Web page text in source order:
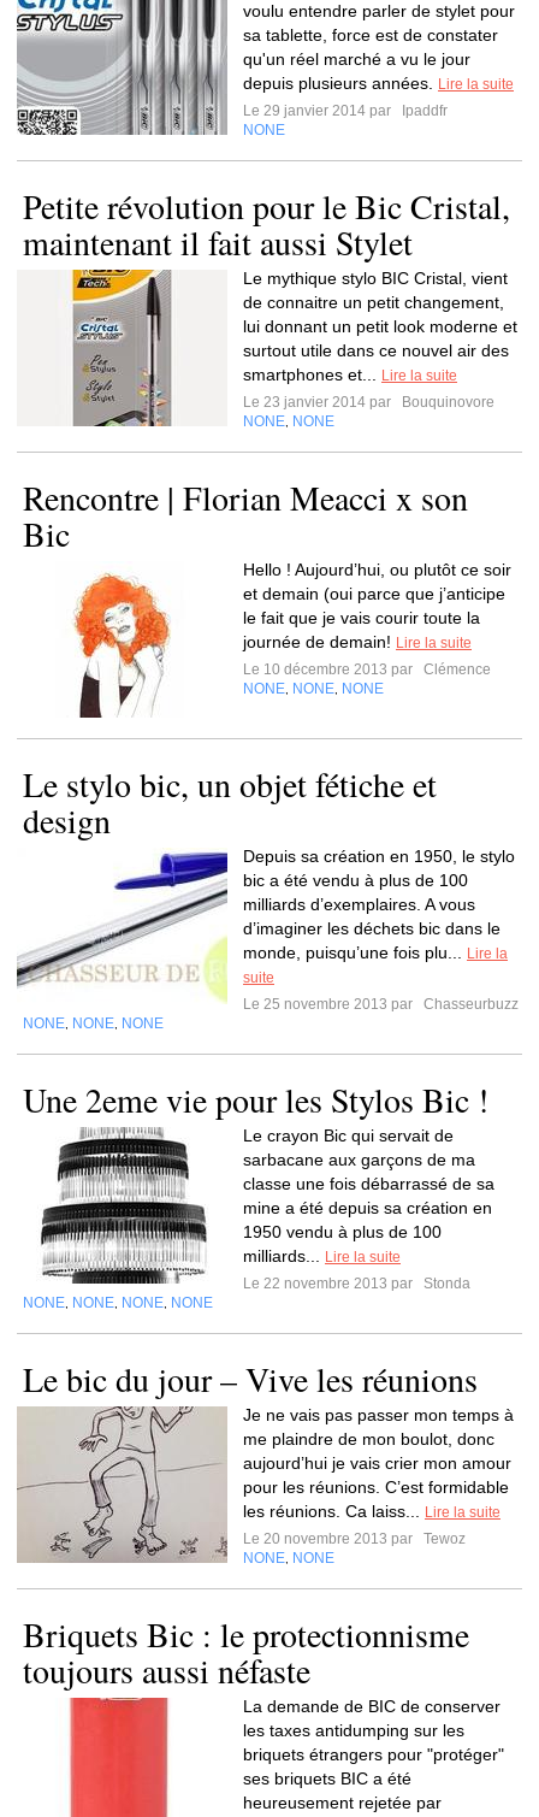
voulu entendre parler de stylet pour
sa tablette, force est de constater
qu'un réel marché a vu le jour
depuis plusieurs années.
Lire la suite
Le 29 janvier 2014 par
Ipaddfr
NONE
Petite révolution pour le Bic Cristal,
maintenant il fait aussi Stylet
Le mythique stylo BIC Cristal, vient
de connaitre un petit changement,
lui donnant un petit look moderne et
surtout utile dans ce nouvel air des
smartphones et...
Lire la suite
Le 23 janvier 2014 par
Bouquinovore
NONE NONE
Rencontre | Florian Meacci x son
Bic
Hello ! Aujourd’hui, ou plutôt ce soir
et demain (oui parce que j’anticipe
le fait que je vais courir toute la
journée de demain! Lire la suite
Le 10 décembre 2013 par
Clémence
NONE NONE NONE
Le stylo bic, un objet fétiche et
design
Depuis sa création en 1950, le stylo
bic a été vendu à plus de 100
milliards d’exemplaires. A vous
d’imaginer les déchets bic dans le
monde, puisqu’une fois plu...
Lire la
suite
Le 25 novembre 2013 par
Chasseurbuzz
NONE NONE NONE
Une 2eme vie pour les Stylos Bic !
Le crayon Bic qui servait de
sarbacane aux garçons de ma
classe une fois débarrassé de sa
mine a été depuis sa création en
1950 vendu à plus de 100
milliards...
Lire la suite
Le 22 novembre 2013 par
Stonda
NONE NONE NONE NONE
Le bic du jour – Vive les réunions
Je ne vais pas passer mon temps à
me plaindre de mon boulot, donc
aujourd’hui je vais crier mon amour
pour les réunions. C’est formidable
les réunions. Ca laiss...
Lire la suite
Le 20 novembre 2013 par
Tewoz
NONE NONE
Briquets Bic : le protectionnisme
toujours aussi néfaste
La demande de BIC de conserver
les taxes antidumping sur les
briquets étrangers pour "protéger"
ses briquets BIC a été
heureusement rejetée par